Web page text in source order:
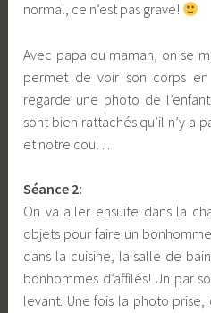
normal, ce n’est pas grave!
Avec papa ou maman, on se
permet de voir son corps
regarde une photo de
sont bien rattachés qu’il n’y a
et notre cou…
Séance 2:
On va aller ensuite dans la
objets pour faire un
dans la cuisine, la salle de
bonhommes d’affilés! Un par
levant. Une fois la photo